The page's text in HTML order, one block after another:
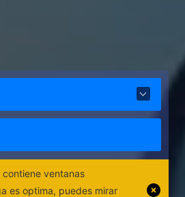
ventanas
es optima, puedes mirar